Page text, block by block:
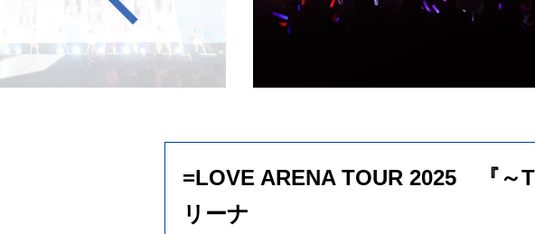
=LOVE ARENA TOUR 2025 『～
リーナ